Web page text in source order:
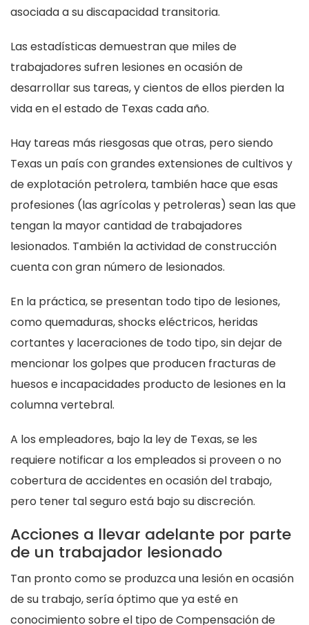
asociada a su discapacidad transitoria.
Las estadísticas demuestran que miles de
trabajadores sufren lesiones en ocasión de
desarrollar sus tareas, y cientos de ellos pierden la
vida en el estado de Texas cada año.
Hay tareas más riesgosas que otras, pero siendo
Texas un país con grandes extensiones de cultivos y
de explotación petrolera, también hace que esas
profesiones (las agrícolas y petroleras) sean las que
tengan la mayor cantidad de trabajadores
lesionados. También la actividad de construcción
cuenta con gran número de lesionados.
En la práctica, se presentan todo tipo de lesiones,
como quemaduras, shocks eléctricos, heridas
cortantes y laceraciones de todo tipo, sin dejar de
mencionar los golpes que producen fracturas de
huesos e incapacidades producto de lesiones en la
columna vertebral.
A los empleadores, bajo la ley de Texas, se les
requiere notificar a los empleados si proveen o no
cobertura de accidentes en ocasión del trabajo,
pero tener tal seguro está bajo su discreción.
Acciones a llevar adelante por parte
de un trabajador lesionado
Tan pronto como se produzca una lesión en ocasión
de su trabajo, sería óptimo que ya esté en
conocimiento sobre el tipo deCompensación de